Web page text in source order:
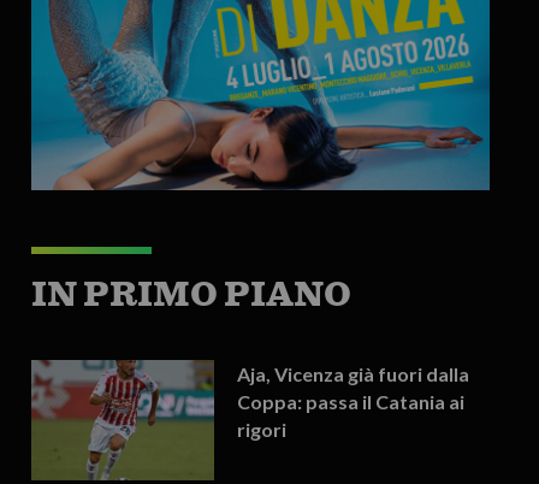
IN PRIMO PIANO
Aja, Vicenza già fuori dalla
Coppa: passa il Catania ai
rigori